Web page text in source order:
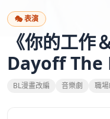
🎭表演
《你的工
Dayoff The
BL漫畫改編 音樂劇 職